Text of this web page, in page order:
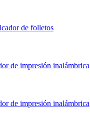
de folletos
de impresión inalámbrica
de impresión inalámbrica